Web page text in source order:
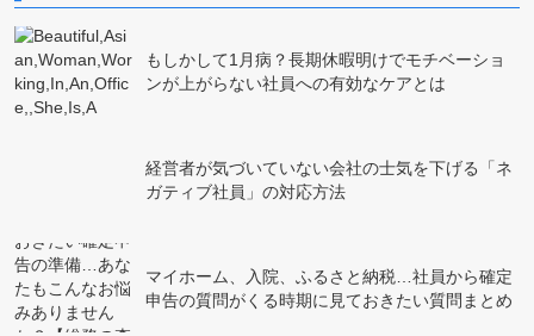
もしかして1月病？長期休暇明けでモチベーショ
ンが上がらない社員への有効なケアとは
経営者が気づいていない会社の士気を下げる「ネ
ガティブ社員」の対応方法
マイホーム、入院、ふるさと納税…社員から確定
申告の質問がくる時期に見ておきたい質問まとめ